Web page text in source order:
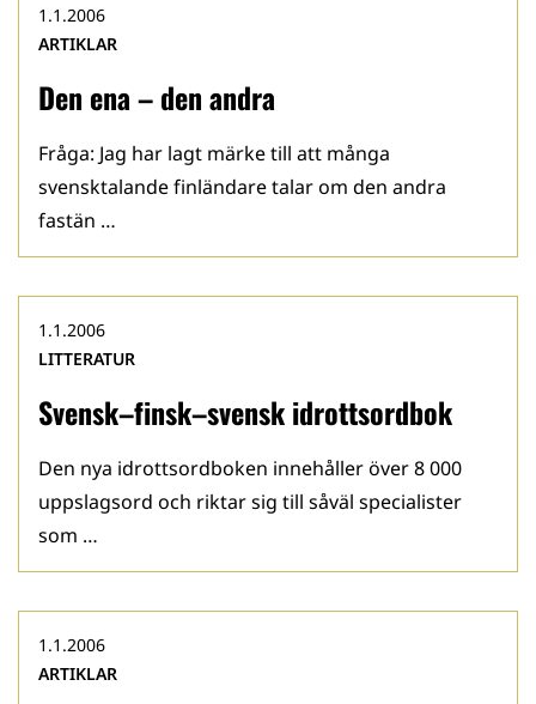
Den ena – den andra
1.1.2006
ARTIKLAR
Fråga: Jag har lagt märke till att många
svensktalande finländare talar om den andra
fastän …
Svensk–finsk–svensk idrottsordbok
1.1.2006
LITTERATUR
Den nya idrottsordboken innehåller över 8 000
uppslagsord och riktar sig till såväl specialister
som …
1.1.2006
ARTIKLAR